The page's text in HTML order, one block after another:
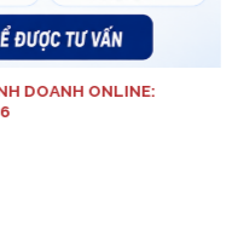
DOANH ONLINE: